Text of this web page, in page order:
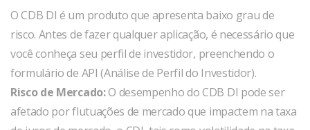
O CDB DI é um produto que apresenta baixo grau de
risco. Antes de fazer qualquer aplicação, é necessário que
você conheça seu perfil de investidor, preenchendo o
formulário de API (Análise de Perfil do Investidor).
Risco de Mercado:O desempenho do CDB DI pode ser
afetado por flutuações de mercado que impactem na taxa